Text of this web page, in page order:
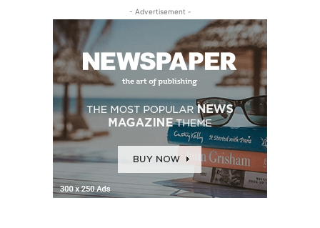
- Advertisement -